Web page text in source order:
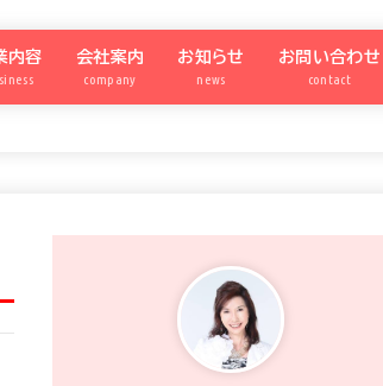
内容 会社案内
company
お知らせ
news
お問い合わせ
contact